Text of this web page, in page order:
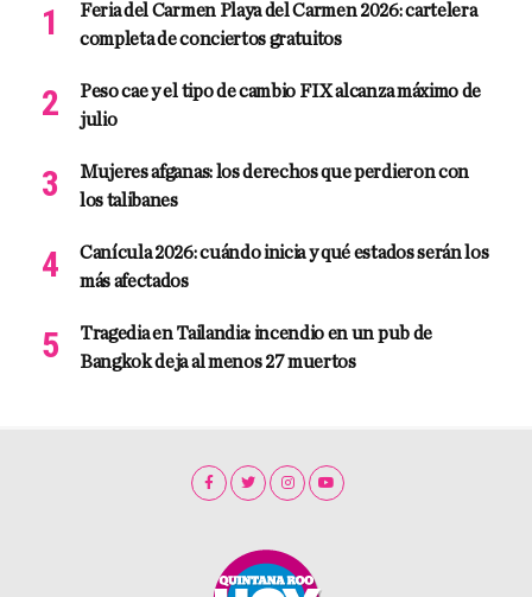
Feria del Carmen Playa del Carmen 2026: cartelera
completa de conciertos gratuitos
Peso cae y el tipo de cambio FIX alcanza máximo de
julio
Mujeres afganas: los derechos que perdieron con
los talibanes
Canícula 2026: cuándo inicia y qué estados serán los
más afectados
Tragedia en Tailandia: incendio en un pub de
Bangkok deja al menos 27 muertos